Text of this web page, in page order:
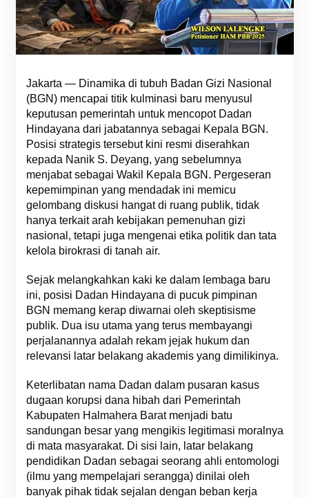
Jakarta — Dinamika di tubuh Badan Gizi Nasional
(BGN) mencapai titik kulminasi baru menyusul
keputusan pemerintah untuk mencopot Dadan
Hindayana dari jabatannya sebagai Kepala BGN.
Posisi strategis tersebut kini resmi diserahkan
kepada Nanik S. Deyang, yang sebelumnya
menjabat sebagai Wakil Kepala BGN. Pergeseran
kepemimpinan yang mendadak ini memicu
gelombang diskusi hangat di ruang publik, tidak
hanya terkait arah kebijakan pemenuhan gizi
nasional, tetapi juga mengenai etika politik dan tata
kelola birokrasi di tanah air.
Sejak melangkahkan kaki ke dalam lembaga baru
ini, posisi Dadan Hindayana di pucuk pimpinan
BGN memang kerap diwarnai oleh skeptisisme
publik. Dua isu utama yang terus membayangi
perjalanannya adalah rekam jejak hukum dan
relevansi latar belakang akademis yang dimilikinya.
Keterlibatan nama Dadan dalam pusaran kasus
dugaan korupsi dana hibah dari Pemerintah
Kabupaten Halmahera Barat menjadi batu
sandungan besar yang mengikis legitimasi moralnya
di mata masyarakat. Di sisi lain, latar belakang
pendidikan Dadan sebagai seorang ahli entomologi
(ilmu yang mempelajari serangga) dinilai oleh
banyak pihak tidak sejalan dengan beban kerja